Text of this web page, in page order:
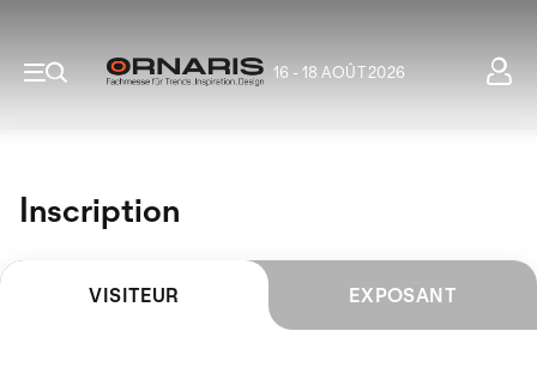
16 - 18 AOÛT 2026
Inscription
VISITEUR EXPOSANT